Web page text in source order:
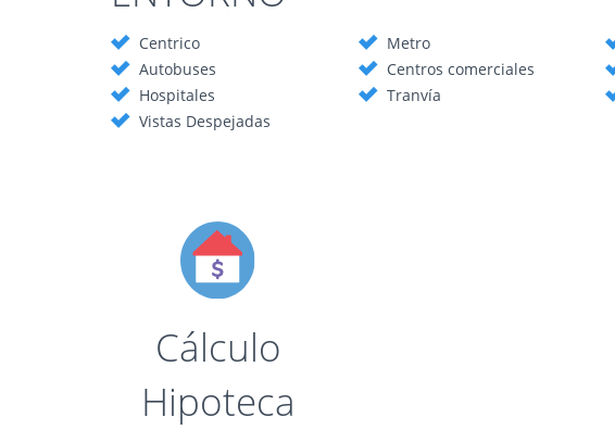
Centrico Metro
Autobuses
Centros comerciales
Hospitales
Tranvía
Vistas Despejadas
Cálculo
Hipoteca